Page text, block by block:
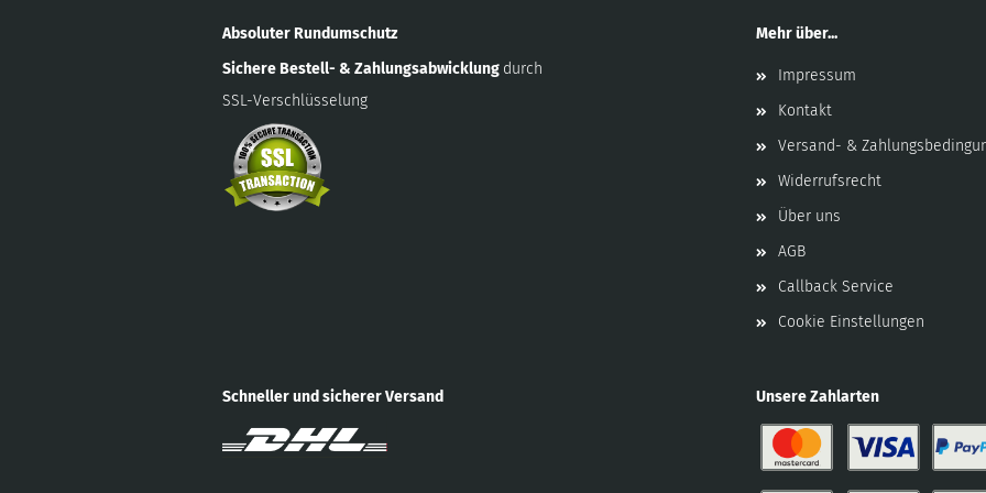
Absoluter Rundumschutz
Sichere Bestell- & Zahlungsabwicklung durch
SSL-Verschlüsselung
Mehr über...
Impressum
Kontakt
Versand- &
Widerrufsrecht
Über uns
AGB
Callback Service
Cookie Einstellungen
Schneller und sicherer Versand Unsere Zahlarten